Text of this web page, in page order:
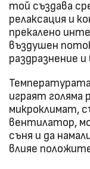
той създава
релаксация и
прекалено
въздушен
раздразнение
играят голяма
микроклимат,
вентилатор,
съня и да
влияе